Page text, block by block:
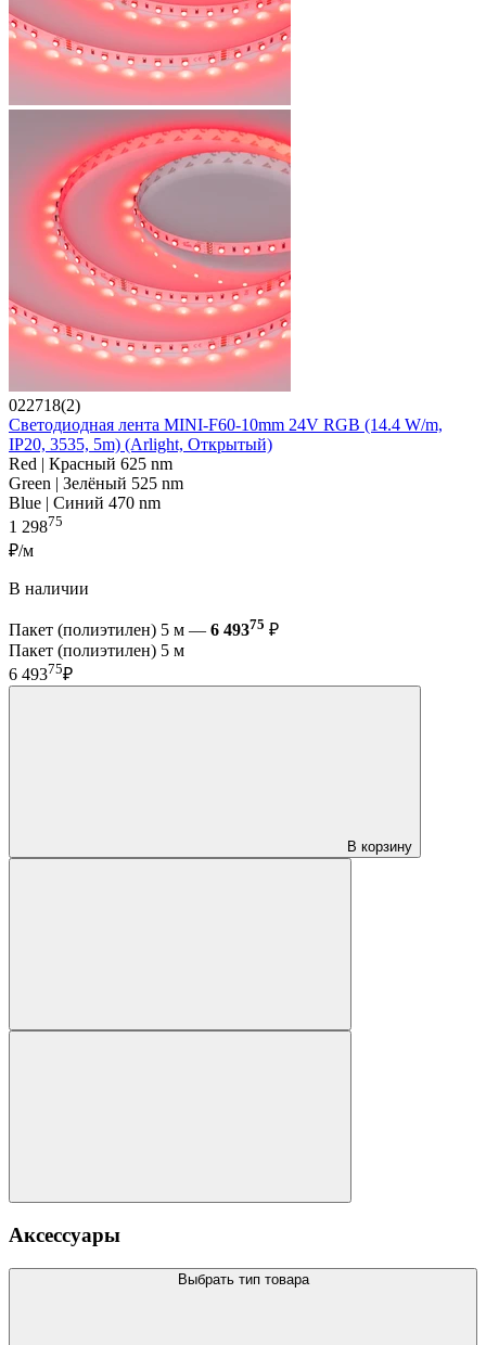
022718(2)
Светодиодная лента MINI-F60-10mm 24V RGB (14.4 W/m,
IP20, 3535, 5m) (Arlight, Открытый)
Red | Красный 625 nm
Green | Зелёный 525 nm
Blue | Синий 470 nm
1 29875
₽/м
В наличии
Пакет (полиэтилен) 5 м — 6 49375 ₽
Пакет (полиэтилен) 5 м
6 49375₽
В корзину
Аксессуары
Выбрать тип товара